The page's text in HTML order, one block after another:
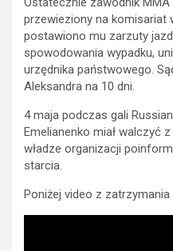
przewieziony na komisariat
postawiono mu zarzuty
spowodowania wypadku,
urzędnika państwowego.
Aleksandra na 10 dni.
4 maja podczas gali
Emelianenko miał walczyć
władze organizacji
starcia.
Poniżej video z zatrzymania